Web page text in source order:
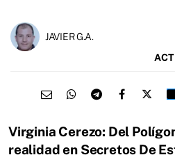
JAVIER G.A.
Virginia Cerezo: Del
realidad en Secretos De